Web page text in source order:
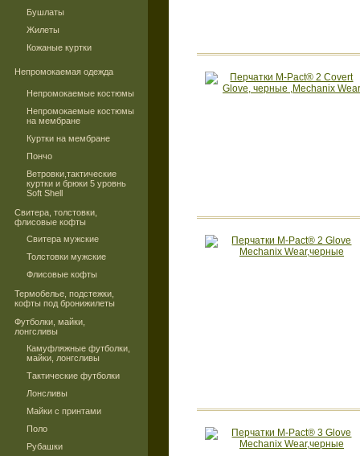
Бушлаты
Жилеты
Кожаные куртки
Непромокаемая одежда
Непромокаемые костюмы
Непромокаемые костюмы
на мембране
Куртки на мембране
Пончо
Ветровки,тактические
куртки и брюки 5 уровнь
Soft Shell
Свитера, толстовки,
флисовые кофты
Свитера мужские
Толстовки мужские
Флисовые кофты
Термобелье, подстежки,
кофты под бронижилеты
Футболки, майки,
лонгсливы
Камуфляжные футболки,
майки, лонгсливы
Тактические футболки
Лонсливы
Майки с принтами
Поло
Рубашки